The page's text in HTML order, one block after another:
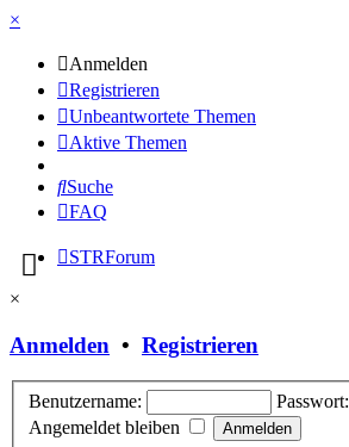
×
Anmelden
Registrieren
Unbeantwortete Themen
Aktive Themen
Suche
FAQ
STRForum
×
Anmelden • Registrieren
Benutzername: Passwort:
Angemeldet bleiben